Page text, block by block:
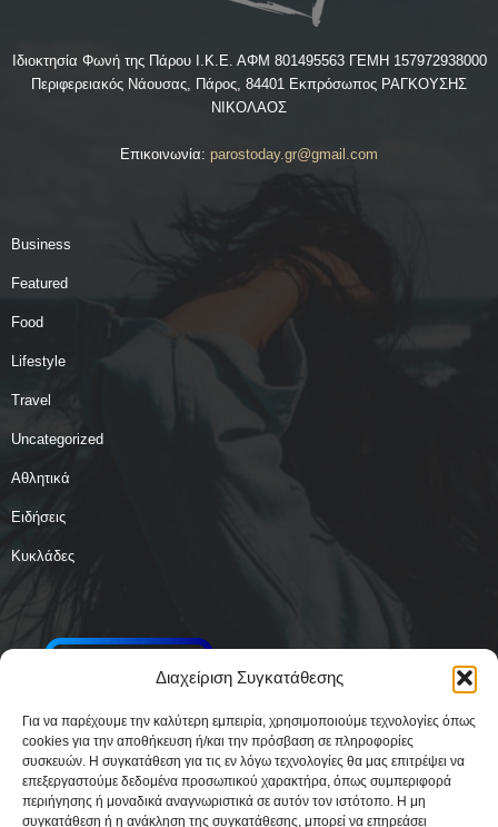
Διαχείριση Συγκατάθεσης
Για να παρέχουμε την καλύτερη εμπειρία, χρησιμοποιούμε τεχνολογίες όπως
cookies για την αποθήκευση ή/και την πρόσβαση σε πληροφορίες
συσκευών. Η συγκατάθεση για τις εν λόγω τεχνολογίες θα μας επιτρέψει να
επεξεργαστούμε δεδομένα προσωπικού χαρακτήρα, όπως συμπεριφορά
περιήγησης ή μοναδικά αναγνωριστικά σε αυτόν τον ιστότοπο. Η μη
συγκατάθεση ή η ανάκληση της συγκατάθεσης, μπορεί να επηρεάσει
Ιδιοκτησία Φωνή της Πάρου Ι.Κ.Ε. ΑΦΜ 801495563 ΓΕΜΗ 157972938000
Περιφερειακός Νάουσας, Πάρος, 84401 Εκπρόσωπος ΡΑΓΚΟΥΣΗΣ
ΝΙΚΟΛΑΟΣ
Επικοινωνία: parostoday.gr@gmail.com
Business
Featured
Food
Lifestyle
Travel
Uncategorized
Αθλητικά
Ειδήσεις
Κυκλάδες